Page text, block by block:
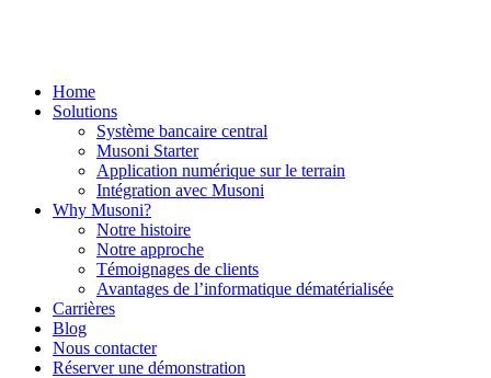
Home
Solutions
Système bancaire central
Musoni Starter
Application numérique sur le terrain
Intégration avec Musoni
Why Musoni?
Notre histoire
Notre approche
Témoignages de clients
Avantages de l’informatique dématérialisée
Carrières
Blog
Nous contacter
Réserver une démonstration